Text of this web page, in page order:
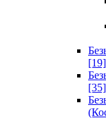
[19]
[35]